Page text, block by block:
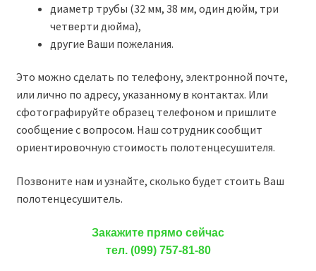
диаметр трубы (32 мм, 38 мм, один дюйм, три
четверти дюйма),
другие Ваши пожелания.
Это можно сделать по телефону, электронной почте,
или лично по адресу, указанному в контактах. Или
сфотографируйте образец телефоном и пришлите
сообщение с вопросом. Наш сотрудник сообщит
ориентировочную стоимость полотенцесушителя.
Позвоните нам и узнайте, сколько будет стоить Ваш
полотенцесушитель.
Закажите прямо сейчас
тел. (099) 757-81-80